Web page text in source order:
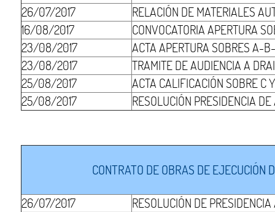
26/07/2017
RELACIÓN DE MATERIALES
16/08/2017
CONVOCATORIA APERTURA
23/08/2017
ACTA APERTURA SOBRES A-
23/08/2017
TRAMITE DE AUDIENCIA A
25/08/2017
ACTA CALIFICACIÓN SOBRE C
25/08/2017
RESOLUCIÓN PRESIDENCIA
CONTRATO DE OBRAS DE
26/07/2017
RESOLUCIÓN DE